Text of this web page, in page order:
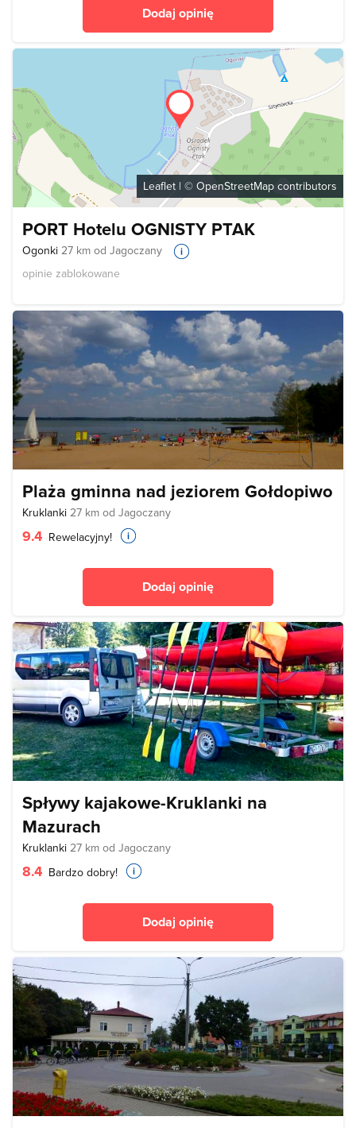
Dodaj opinię
Leaflet | © OpenStreetMap contributors
PORT Hotelu OGNISTY PTAK
Ogonki 27 km od Jagoczany
opinie zablokowane
Plaża gminna nad jeziorem Gołdopiwo
Kruklanki 27 km od Jagoczany
9.4 Rewelacyjny!
Dodaj opinię
Spływy kajakowe-Kruklanki na
Mazurach
Kruklanki 27 km od Jagoczany
8.4 Bardzo dobry!
Dodaj opinię